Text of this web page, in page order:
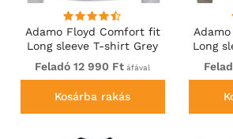
Adamo Floyd Comfort fit
Long sleeve T-shirt Grey
Feladó 12 990 Ft áfával
Kosárba rakás
Long